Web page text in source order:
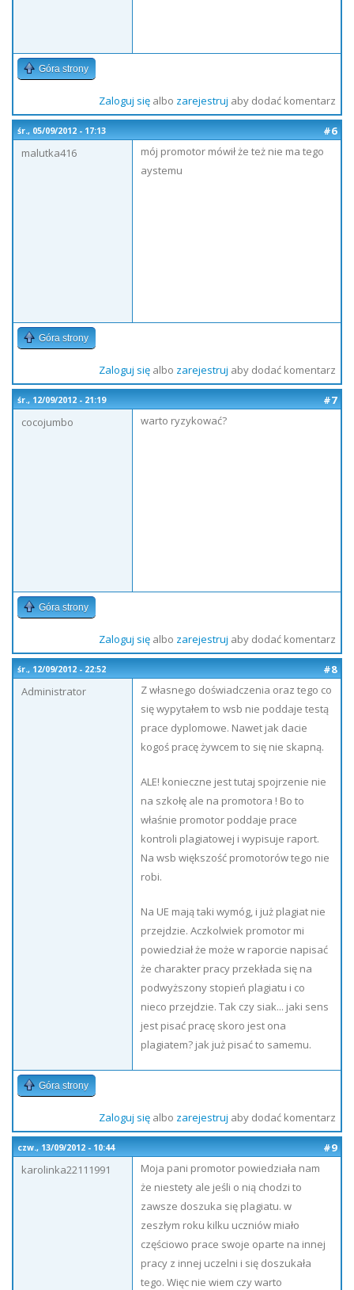
Góra strony
Zaloguj sięalbo zarejestruj aby dodać komentarz
śr., 05/09/2012 - 17:13
#6
malutka416
mój promotor mówił że też nie ma tego
aystemu
Góra strony
Zaloguj sięalbo zarejestruj aby dodać komentarz
śr., 12/09/2012 - 21:19
#7
cocojumbo
warto ryzykować?
Góra strony
Zaloguj sięalbo zarejestruj aby dodać komentarz
śr., 12/09/2012 - 22:52
#8
Administrator
Z własnego doświadczenia oraz tego co
się wypytałem to wsb nie poddaje testą
prace dyplomowe. Nawet jak dacie
kogoś pracę żywcem to się nie skapną.
ALE! konieczne jest tutaj spojrzenie nie
na szkołę ale na promotora ! Bo to
właśnie promotor poddaje prace
kontroli plagiatowej i wypisuje raport.
Na wsb większość promotorów tego nie
robi.
Na UE mają taki wymóg, i już plagiat nie
przejdzie. Aczkolwiek promotor mi
powiedział że może w raporcie napisać
że charakter pracy przekłada się na
podwyższony stopień plagiatu i co
nieco przejdzie. Tak czy siak... jaki sens
jest pisać pracę skoro jest ona
plagiatem? jak już pisać to samemu.
Góra strony
Zaloguj sięalbo zarejestruj aby dodać komentarz
czw., 13/09/2012 - 10:44
#9
karolinka22111991
Moja pani promotor powiedziała nam
że niestety ale jeśli o nią chodzi to
zawsze doszuka się plagiatu. w
zeszłym roku kilku uczniów miało
częściowo prace swoje oparte na innej
pracy z innej uczelni i się doszukała
tego. Więc nie wiem czy warto